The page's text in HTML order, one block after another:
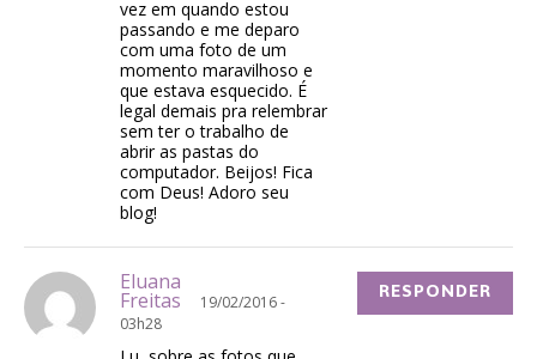
vez em quando estou
passando e me deparo
com uma foto de um
momento maravilhoso e
que estava esquecido. É
legal demais pra relembrar
sem ter o trabalho de
abrir as pastas do
computador. Beijos! Fica
com Deus! Adoro seu
blog!
Eluana
Freitas
19/02/2016 -
03h28
RESPONDER